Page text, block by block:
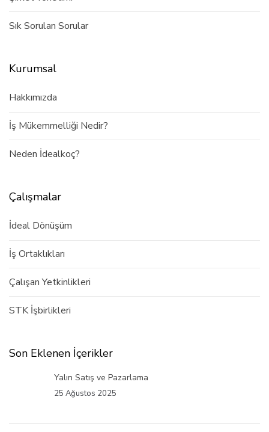
Sık Sorulan Sorular
Kurumsal
Hakkımızda
İş Mükemmelliği Nedir?
Neden İdealkoç?
Çalışmalar
İdeal Dönüşüm
İş Ortaklıkları
Çalışan Yetkinlikleri
STK İşbirlikleri
Son Eklenen İçerikler
Yalın Satış ve Pazarlama
25 Ağustos 2025